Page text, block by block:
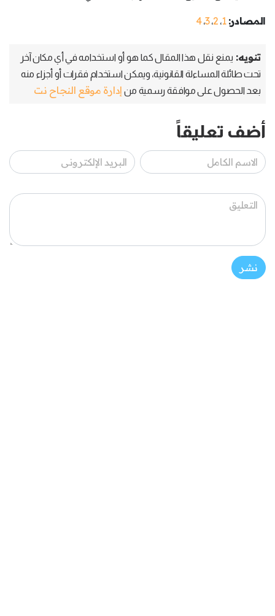
المصادر: 1، 2،3،4
تنويه: يمنع نقل هذا المقال كما هو أو استخدامه في أي مكان آخر
تحت طائلة المساءلة القانونية، ويمكن استخدام فقرات أو أجزاء منه
بعد الحصول على موافقة رسمية من إدارة موقع النجاح نت
أضف تعليقاً
نشر